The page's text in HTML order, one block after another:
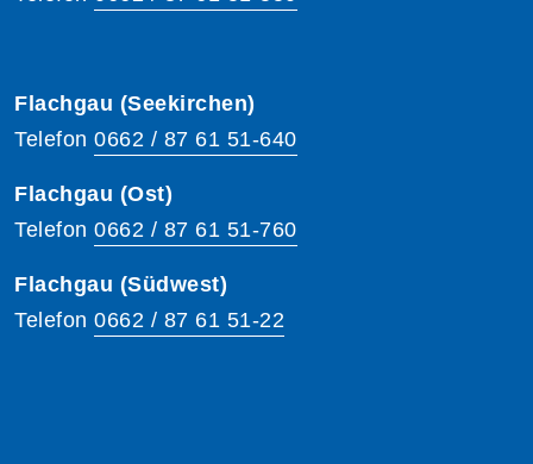
Flachgau (Seekirchen)
Telefon 0662 / 87 61 51-640
Flachgau (Ost)
Telefon 0662 / 87 61 51-760
Flachgau (Südwest)
Telefon 0662 / 87 61 51-22